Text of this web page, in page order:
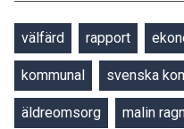
välfärd rapport
kommunal svenska
äldreomsorg malin